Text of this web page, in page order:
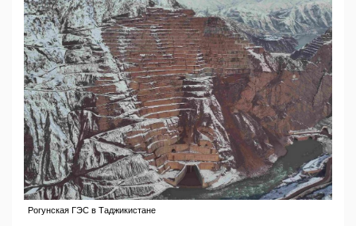
Рогунская ГЭС в Таджикистане